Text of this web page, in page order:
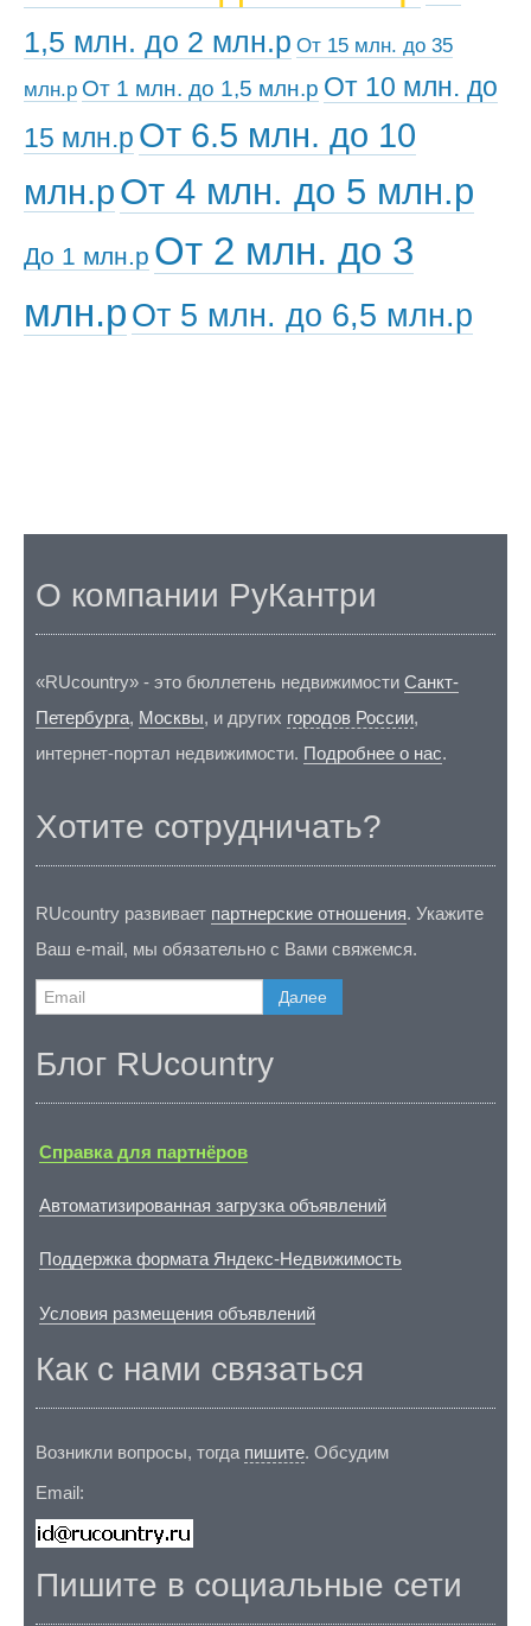
1,5 млн. до 2 млн.р От 15 млн. до 35
млн.р От 1 млн. до 1,5 млн.р От 10 млн. до
15 млн.р От 6.5 млн. до 10
млн.рОт 4 млн. до 5 млн.р
До 1 млн.р От 2 млн. до 3
млн.р От 5 млн. до 6,5 млн.р
О компании РуКантри
«RUcountry» - это бюллетень недвижимости Санкт-
Петербурга, Москвы, и других городов России,
интернет-портал недвижимости. Подробнее о нас.
Хотите сотрудничать?
RUcountry развивает партнерские отношения. Укажите
Ваш e-mail, мы обязательно с Вами свяжемся.
Далее
Блог RUcountry
Справка для партнёров
Автоматизированная загрузка объявлений
Поддержка формата Яндекс-Недвижимость
Условия размещения объявлений
Как с нами связаться
Возникли вопросы, тогда пишите. Обсудим
Email:
Пишите в социальные сети